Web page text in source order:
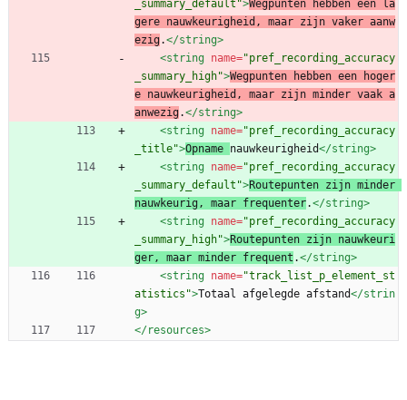
_summary_default">Wegpunten hebben een la
gere nauwkeurigheid, maar zijn vaker aanw
ezig.</string>
<string name="pref_recording_accuracy
_summary_high">Wegpunten hebben een hoger
e nauwkeurigheid, maar zijn minder vaak a
anwezig.</string>
<string
name="pref_recording_accuracy
_title">Opname nauwkeurigheid</string>
<string
name="pref_recording_accuracy
_summary_default">Routepunten zijn minder
nauwkeurig, maar frequenter.</string>
<string
name="pref_recording_accuracy
_summary_high">Routepunten zijn nauwkeuri
ger, maar minder frequent .</string>
<string name="track_list_p_element_st
atistics">Totaal afgelegde afstand</strin
g>
</resources>